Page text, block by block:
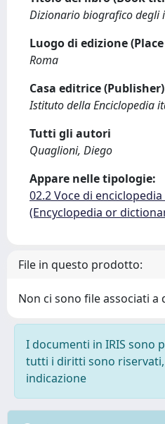
Dizionario biografico degli
Luogo di edizione
Roma
Casa editrice (Publisher)
Istituto della Enciclopedia
Tutti gli autori
Quaglioni, Diego
Appare nelle tipologie:
02.2 Voce di
(Encyclopedia or
File in questo prodotto:
Non ci sono file associati
I documenti in IRIS sono
tutti i diritti sono riservati,
indicazione